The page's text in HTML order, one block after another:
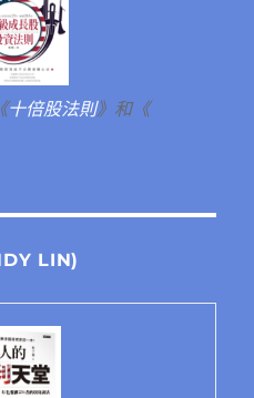
十倍股法則》和《
LIN)